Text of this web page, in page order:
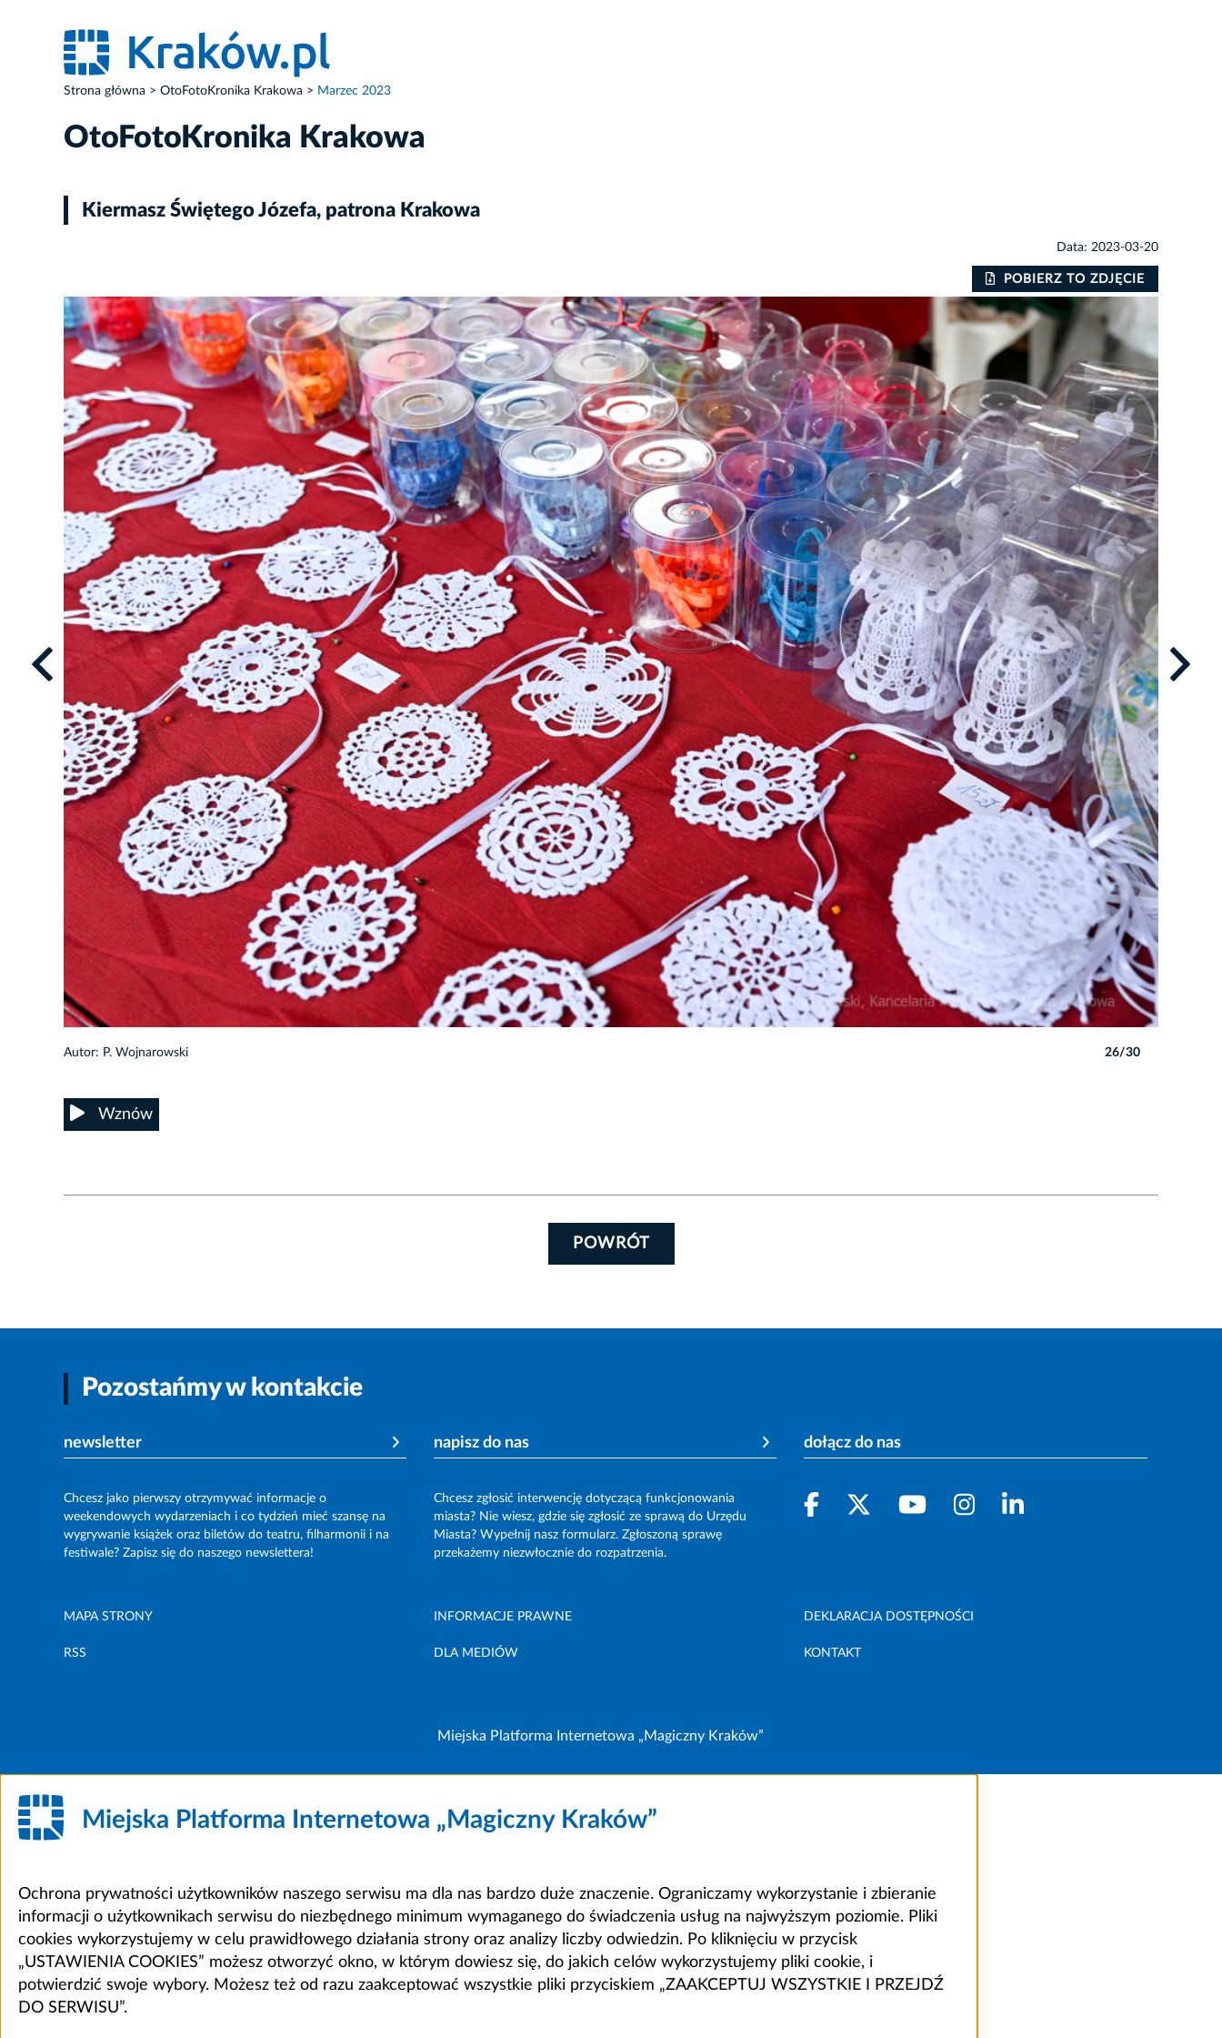
Strona główna OtoFotoKronika Krakowa Marzec 2023
OtoFotoKronika Krakowa
Kiermasz Świętego Józefa, patrona Krakowa
Data: 2023-03-20
POBIERZ TO ZDJĘCIE
Autor: P. Wojnarowski 26/30
Wznów
POWRÓT
Pozostańmy w kontakcie
newsletter
Chcesz jako pierwszy otrzymywać informacje o
weekendowych wydarzeniach i co tydzień mieć szansę na
wygrywanie książek oraz biletów do teatru, filharmonii i na
festiwale? Zapisz się do naszego newslettera!
napisz do nas
Chcesz zgłosić interwencję dotyczącą funkcjonowania
miasta? Nie wiesz, gdzie się zgłosić ze sprawą do Urzędu
Miasta? Wypełnij nasz formularz. Zgłoszoną sprawę
przekażemy niezwłocznie do rozpatrzenia.
dołącz do nas
MAPA STRONY INFORMACJE PRAWNE DEKLARACJA DOSTĘPNOŚCI
RSS DLA MEDIÓW KONTAKT
Miejska Platforma Internetowa „Magiczny Kraków”
Miejska Platforma Internetowa „Magiczny Kraków”
Ochrona prywatności użytkowników naszego serwisu ma dla nas bardzo duże znaczenie. Ograniczamy wykorzystanie i zbieranie
informacji o użytkownikach serwisu do niezbędnego minimum wymaganego do świadczenia usług na najwyższym poziomie. Pliki
cookies wykorzystujemy w celu prawidłowego działania strony oraz analizy liczby odwiedzin. Po kliknięciu w przycisk
„USTAWIENIA COOKIES” możesz otworzyć okno, w którym dowiesz się, do jakich celów wykorzystujemy pliki cookie, i
potwierdzić swoje wybory. Możesz też od razu zaakceptować wszystkie pliki przyciskiem „ZAAKCEPTUJ WSZYSTKIE I PRZEJDŹ
DO SERWISU”.